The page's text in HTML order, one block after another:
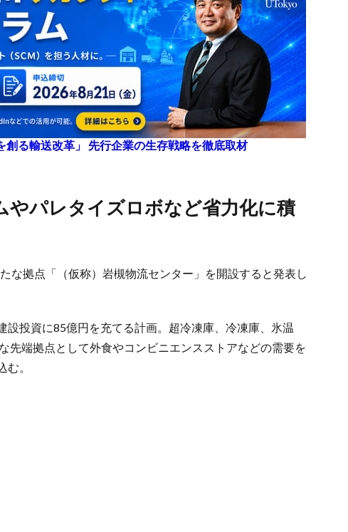
創る輸送改革」 先行企業の生存戦略を徹底取材
な拠点「（仮称）岩槻物流センター」を開設すると発表し
投資に85億円を充てる計画。超冷凍庫、冷凍庫、氷温
先端拠点として外食やコンビニエンスストアなどの需要を
。